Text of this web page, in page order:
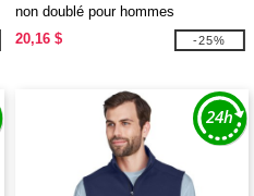
non doublé pour hommes
20,16 $
-25%